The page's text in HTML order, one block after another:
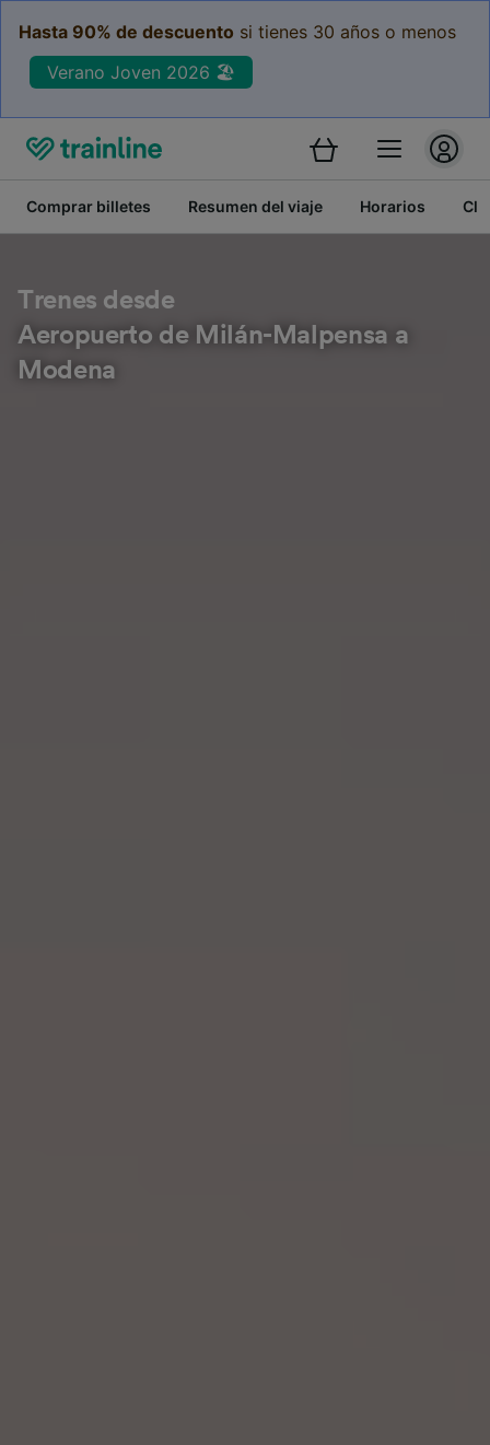
Hasta 90% de descuento si tienes 30 años o menos
Verano Joven 2026 🏖️
Comprar billetes Resumen del viaje Horarios
Trenes desde
Aeropuerto de Milán-Malpensa a
Modena